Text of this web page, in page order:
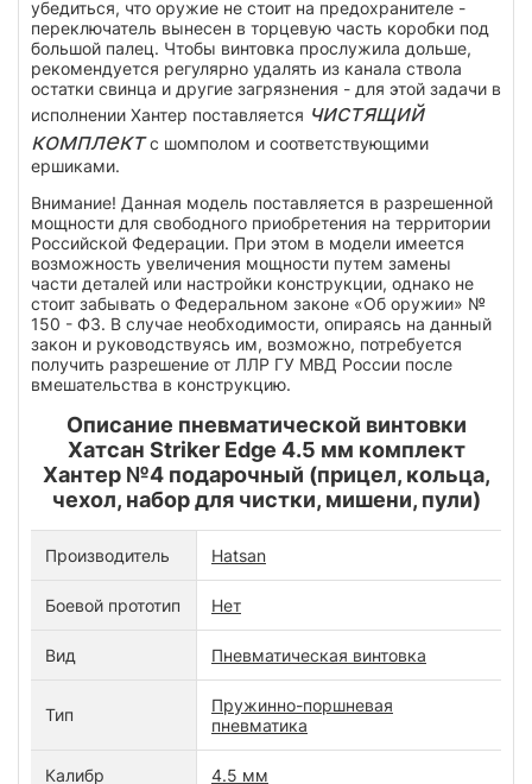
убедиться, что оружие не стоит на предохранителе -
переключатель вынесен в торцевую часть коробки под
большой палец. Чтобы винтовка прослужила дольше,
рекомендуется регулярно удалять из канала ствола
остатки свинца и другие загрязнения - для этой задачи в
исполнении Хантер поставляется чистящий
комплектс шомполом и соответствующими
ершиками.
Внимание! Данная модель поставляется в разрешенной
мощности для свободного приобретения на территории
Российской Федерации. При этом в модели имеется
возможность увеличения мощности путем замены
части деталей или настройки конструкции, однако не
стоит забывать о Федеральном законе «Об оружии» №
150 - ФЗ. В случае необходимости, опираясь на данный
закон и руководствуясь им, возможно, потребуется
получить разрешение от ЛЛР ГУ МВД России после
вмешательства в конструкцию.
Описание пневматической винтовки
Хатсан Striker Edge 4.5 мм комплект
Хантер №4 подарочный (прицел, кольца,
чехол, набор для чистки, мишени, пули)
Производитель Hatsan
Боевой прототип Нет
Вид Пневматическая винтовка
Тип
Пружинно-поршневая
пневматика
Калибр 4.5 мм